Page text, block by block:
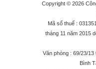
Copyright © 2026
Mã số thuế :
tháng 11 năm 2015
Văn phòng : 69/23/
Bình